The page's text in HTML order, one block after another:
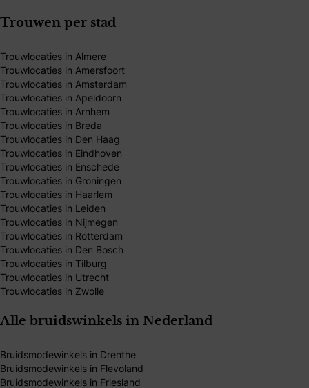
Trouwen per stad
Trouwlocaties in Almere
Trouwlocaties in Amersfoort
Trouwlocaties in Amsterdam
Trouwlocaties in Apeldoorn
Trouwlocaties in Arnhem
Trouwlocaties in Breda
Trouwlocaties in Den Haag
Trouwlocaties in Eindhoven
Trouwlocaties in Enschede
Trouwlocaties in Groningen
Trouwlocaties in Haarlem
Trouwlocaties in Leiden
Trouwlocaties in Nijmegen
Trouwlocaties in Rotterdam
Trouwlocaties in Den Bosch
Trouwlocaties in Tilburg
Trouwlocaties in Utrecht
Trouwlocaties in Zwolle
Alle bruidswinkels in Nederland
Bruidsmodewinkels in Drenthe
Bruidsmodewinkels in Flevoland
Bruidsmodewinkels in Friesland